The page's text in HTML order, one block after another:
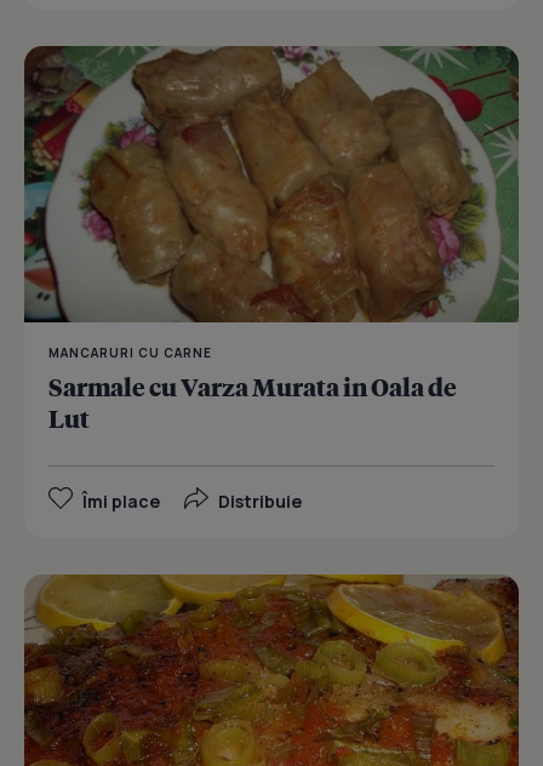
MANCARURI CU CARNE
Sarmale cu Varza Murata in Oala de
Lut
Îmi place Distribuie